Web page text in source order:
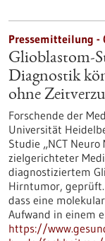
Pressemitteilung -
Glioblastom-
Diagnostik
ohne
Forschende der
Universität
Studie „NCT
zielgerichteter
diagnostiziertem
Hirntumor,
dass eine
Aufwand in einem
https://